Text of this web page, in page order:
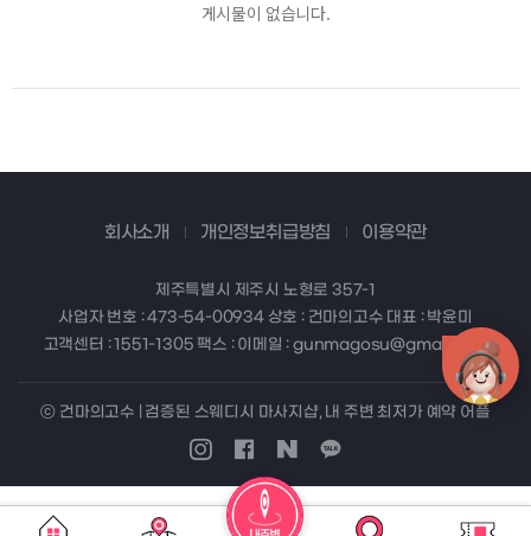
게시물이 없습니다.
회사소개 개인정보취급방침 이용약관
제주특별시 제주시 노형로 357-1
사업자 번호 : 473-54-00934 상호 : 건마의고수 대표 : 박윤미
고객센터 : 1551-1305 팩스 : 이메일 : gunmagosu@gmail.com
ⓒ 건마의고수 | 검증된 스웨디시 마사지샵, 내 주변 최저가 예약 어플